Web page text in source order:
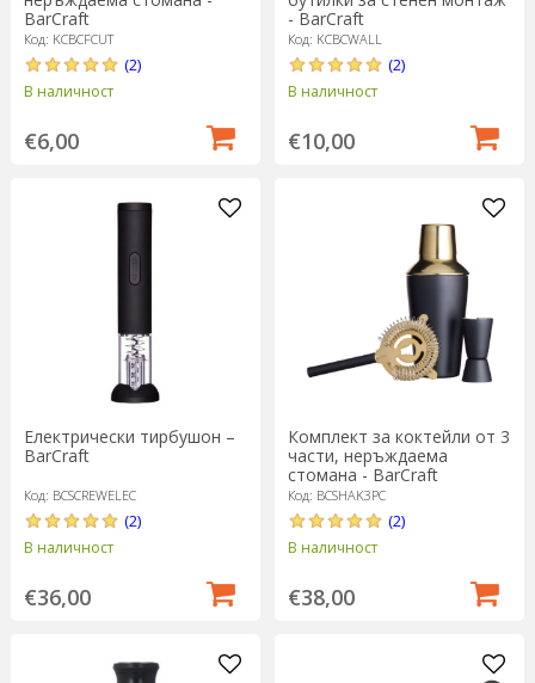
BarCraft
Код: KCBCFCUT
(2)
В наличност
€6,00
- BarCraft
Код: KCBCWALL
(2)
В наличност
€10,00
Електрически тирбушон –
BarCraft
Код: BCSCREWELEC
(2)
В наличност
€36,00
Комплект за коктейли от 3
части, неръждаема
стомана - BarCraft
Код: BCSHAK3PC
(2)
В наличност
€38,00